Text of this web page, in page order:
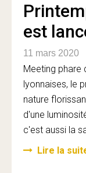
est
11 mars 2020
Meeting phare
lyonnaises, le
nature
d'une
c'est aussi la
Lire la